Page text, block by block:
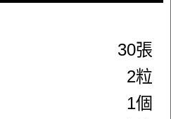
30張
2粒
1個